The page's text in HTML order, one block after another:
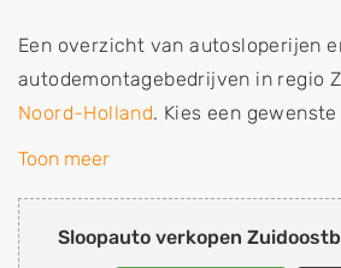
Sloopauto verkopen
Een overzicht van autosloperijen
autodemontagebedrijven in regio
Noord-Holland. Kies een
autosloop uit de lijst die
onderdelen of in de inkoop van
schadeauto's en tweedehands
Toon meer